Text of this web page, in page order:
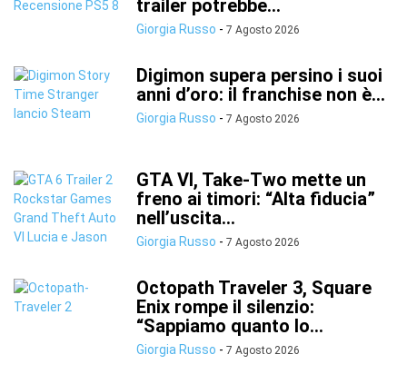
trailer potrebbe...
Giorgia Russo - 7 Agosto 2026
Digimon supera persino i suoi
anni d’oro: il franchise non è...
Giorgia Russo - 7 Agosto 2026
GTA VI, Take-Two mette un
freno ai timori: “Alta fiducia”
nell’uscita...
Giorgia Russo - 7 Agosto 2026
Octopath Traveler 3, Square
Enix rompe il silenzio:
“Sappiamo quanto lo...
Giorgia Russo - 7 Agosto 2026